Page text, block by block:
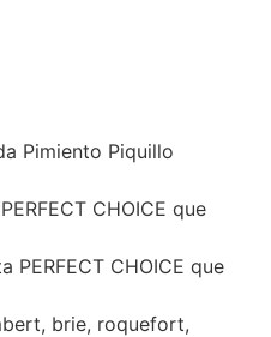
Pimiento Piquillo
CHOICE que
PERFECT CHOICE que
brie, roquefort,